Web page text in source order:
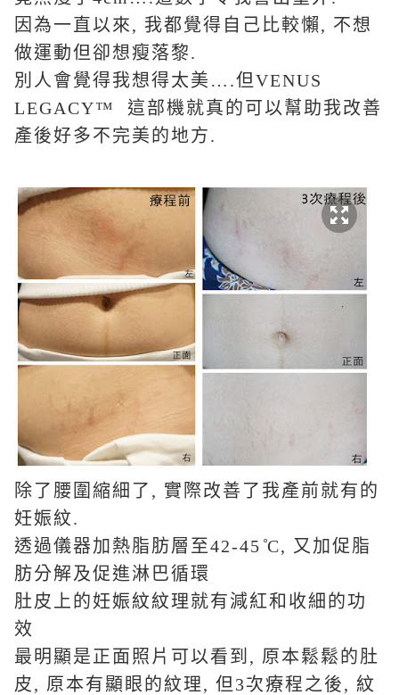
因為一直以來, 我都覺得自己比較懶, 不想
做運動但卻想瘦落黎.
別人會覺得我想得太美 ….但VENUS
LEGACY™ 這部機就真的可以幫助我改善
產後好多不完美的地方.
除了腰圍縮細了 , 實際改善了我產前就有的
妊娠紋.
透過儀器加熱脂肪層至42-45 ̊C, 又加促脂
肪分解及促進淋巴循環
肚皮上的妊娠紋紋理就有減紅和收細的功
效
最明顯是正面照片可以看到 , 原本鬆鬆的肚
皮, 原本有顯眼的紋理, 但 3次療程之後, 紋